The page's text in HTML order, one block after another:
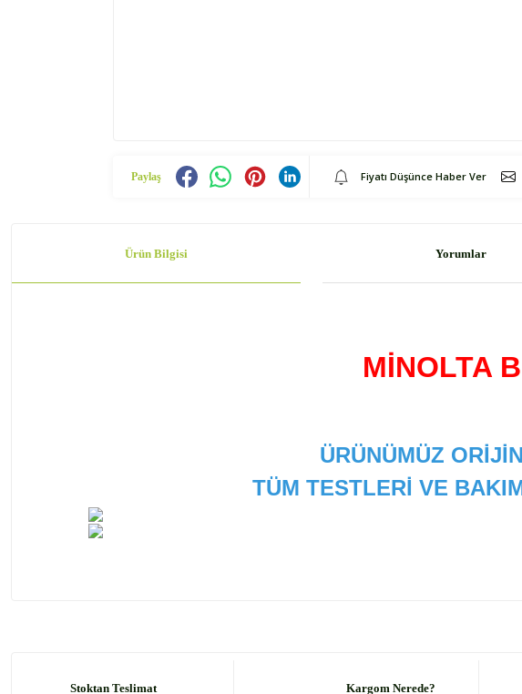
Paylaş Fiyatı Düşünce Haber Ver
Ürün Bilgisi Yorumlar
MİNOLTA
ÜRÜNÜMÜZ
TÜM TESTLERİ VE
Stoktan Teslimat Kargom Nerede?